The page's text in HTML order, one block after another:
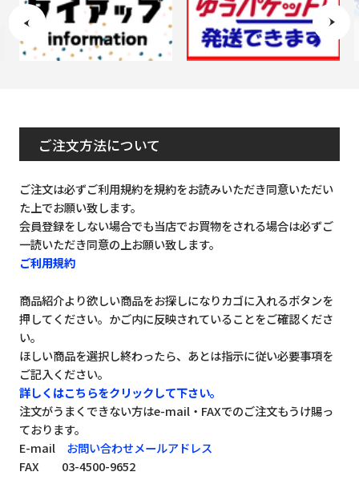
ご注文方法について
ご注文は必ずご利用規約を規約をお読みいただき同意いただい
た上でお願い致します。
会員登録をしない場合でも当店でお買物をされる場合は必ずご
一読いただき同意の上お願い致します。
ご利用規約
商品紹介より欲しい商品をお探しになりカゴに入れるボタンを
押してください。かご内に反映されていることをご確認くださ
い。
ほしい商品を選択し終わったら、あとは指示に従い必要事項を
ご記入ください。
詳しくはこちらをクリックして下さい。
注文がうまくできない方はe-mail・FAXでのご注文もうけ賜っ
ております。
E-mail お問い合わせメールアドレス
FAX 03-4500-9652